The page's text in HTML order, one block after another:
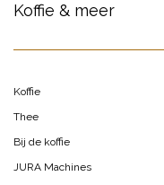
Koffie & meer
Koffie
Thee
Bij de koffie
JURA Machines